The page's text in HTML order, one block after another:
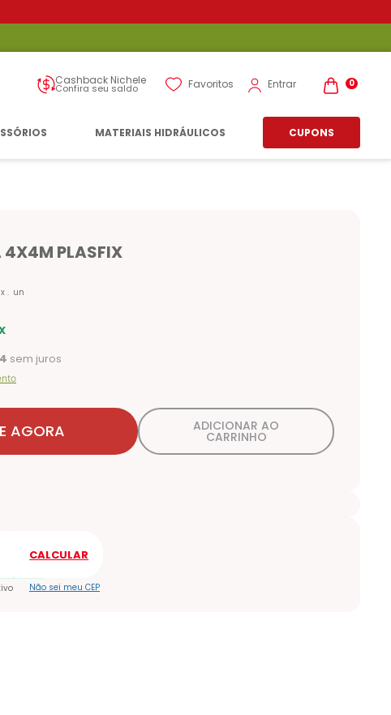
Cashback Nichele
Confira seu saldo Favoritos Entrar 0
MATERIAIS HIDRÁULICOS CUPONS
4X4M PLASFIX
un
sem juros
AGORA ADICIONAR AO
CARRINHO
Não sei meu CEP